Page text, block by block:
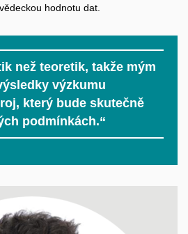
hodnotu dat.
než teoretik, takže mým
výzkumu
který bude skutečně
podmínkách.“